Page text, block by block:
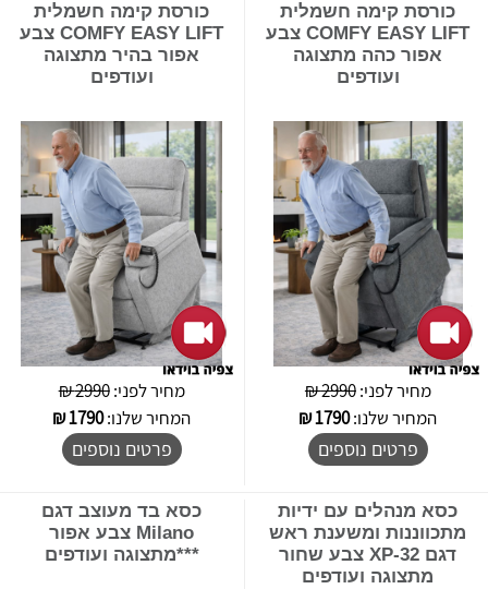
כורסת קימה חשמלית
COMFY EASY LIFT צבע
אפור כהה מתצוגה
ועודפים
מחיר לפני:2990 ₪
המחיר שלנו:1790
₪
פרטים נוספים
כורסת קימה חשמלית
COMFY EASY LIFT צבע
אפור בהיר מתצוגה
ועודפים
מחיר לפני:2990 ₪
המחיר שלנו:1790
₪
פרטים נוספים
כסא מנהלים עם ידיות
מתכווננות ומשענת ראש
דגם XP-32 צבע שחור
מתצוגה ועודפים
כסא בד מעוצב דגם
Milano צבע אפור
***מתצוגה ועודפים